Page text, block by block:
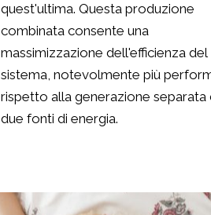
quest'ultima. Questa produzione
combinata consente una
massimizzazione dell'efficienza del
sistema, notevolmente più
rispetto alla generazione separata
due fonti di energia.